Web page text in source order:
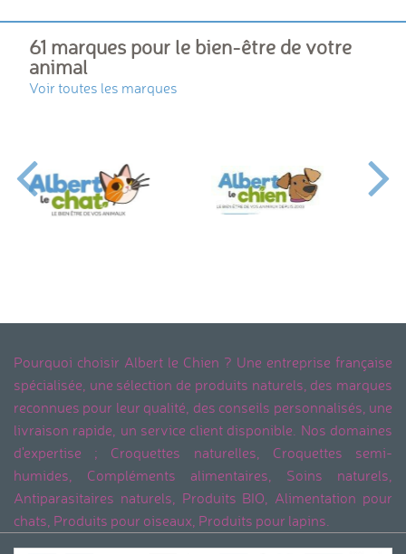
61 marques pour le bien-être de votre
animal
Voir toutes les marques
Pourquoi choisir Albert le Chien ? Une entreprise française
spécialisée, une sélection de produits naturels, des marques
reconnues pour leur qualité, des conseils personnalisés, une
livraison rapide, un service client disponible. Nos domaines
d'expertise ; Croquettes naturelles, Croquettes semi-
humides, Compléments alimentaires, Soins naturels,
Antiparasitaires naturels, Produits BIO, Alimentation pour
chats, Produits pour oiseaux, Produits pour lapins.